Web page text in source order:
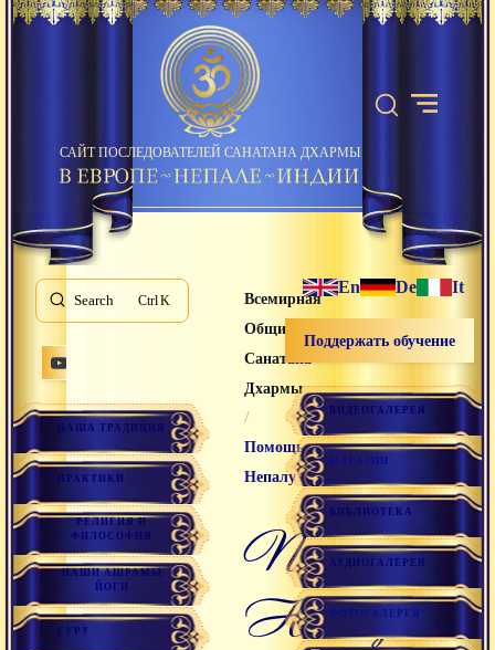
САЙТ ПОСЛЕДОВАТЕЛЕЙ САНАТАНА ДХАРМЫ
Search K
НАША ТРАДИЦИЯ
ПРАКТИКИ
РЕЛИГИЯ И
ФИЛОСОФИЯ
НАШИ АШРАМЫ
ЙОГИ
ГУРУ
Всемирная
Община
Санатана
Дхармы
/
Помощь
Непалу
Помощь
Непалу
En De It
Поддержать обучение
ВИДЕОГАЛЕРЕЯ
МАГАЗИН
БИБЛИОТЕКА
АУДИОГАЛЕРЕЯ
ФОТОГАЛЕРЕЯ